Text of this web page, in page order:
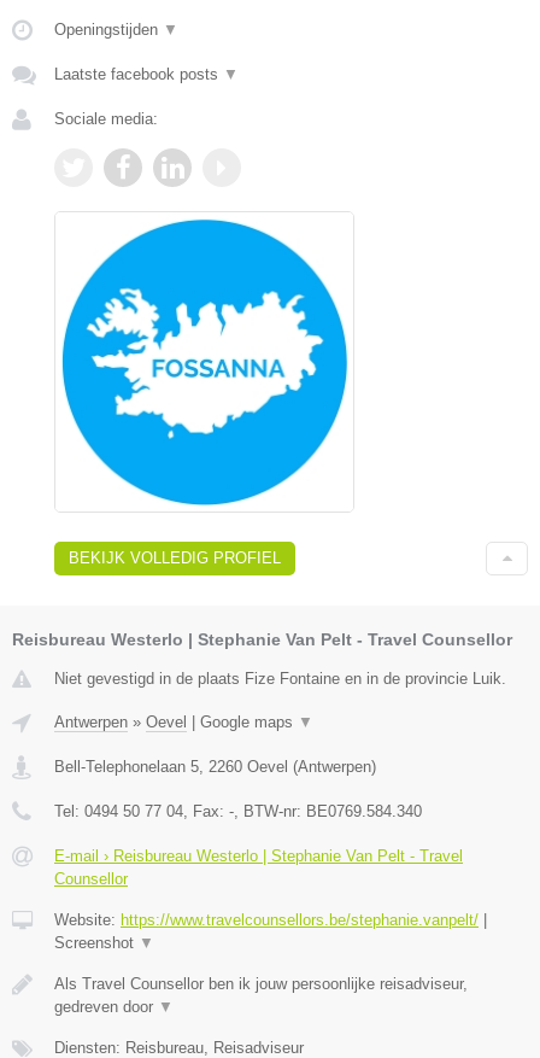
Openingstijden ▼
Laatste facebook posts ▼
Sociale media:
BEKIJK VOLLEDIG PROFIEL
Reisbureau Westerlo | Stephanie Van Pelt - Travel Counsellor
Niet gevestigd in de plaats Fize Fontaine en in de provincie Luik.
Antwerpen » Oevel Google maps ▼
Bell-Telephonelaan 5 2260 Oevel (Antwerpen)
Tel: 0494 50 77 04 , Fax: - , BTW-nr: BE0769.584.340
E-mail › Reisbureau Westerlo | Stephanie Van Pelt - Travel
Counsellor
Website: https://www.travelcounsellors.be/stephanie.vanpelt/
Screenshot ▼
Als Travel Counsellor ben ik jouw persoonlijke reisadviseur,
gedreven door ▼
Diensten: Reisbureau, Reisadviseur